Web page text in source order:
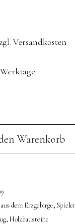
LIEWOOD
DUFTE Manufaktur
| Wanddeko
|
| Seife &
| Papierdesign &
Versandkosten
Warenkorb
dem Erzgebirge,
, Holzbausteine